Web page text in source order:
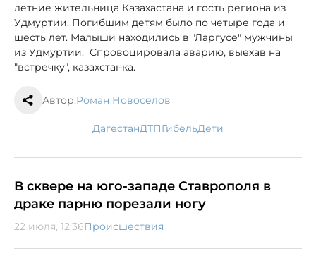
летние жительница Казахастана и гость региона из
Удмуртии. Погибшим детям было по четыре года и
шесть лет. Малыши находились в "Ларгусе" мужчины
из Удмуртии. Спровоцировала аварию, выехав на
"встречку", казахстанка.
Автор:Роман Новоселов
Дагестан ДТП гибель дети
В сквере на юго-западе Ставрополя в
драке парню порезали ногу
22 июля, 12:36Происшествия